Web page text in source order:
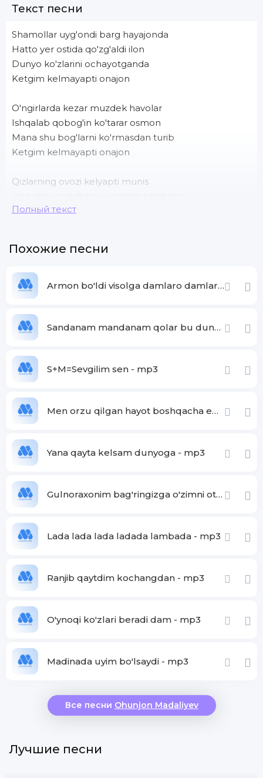
Текст песни
Shamollar uyg'ondi barg hayajonda
Hatto yer ostida qo'zg'aldi ilon
Dunyo ko'zlarini ochayotganda
Ketgim kelmayapti onajon
O'ngirlarda kezar muzdek havolar
Ishqalab qobog'in ko'tarar osmon
Mana shu bog'larni ko'rmasdan turib
Ketgim kelmayapti onajon
Qizlarning ovozi kelyapti munis
Suymasa suymapti bir chiroyli qiz
Begunoh bittadir u ham osmonda
Qo'lga chivin qo'ndi quvmoqqa yo'q jon
Chivinlar chumchuqlar yurgan jahonda
Menga joy yo'qmidi onajon
Garchand mungli qo'shiqlar aytdim
Garchand azob ko'rdim mudom bepoyon
Men hali dunyodan to'ygan yo'q edim
Dunyo to'ydimikan mendan onajon
Полный текст
Похожие песни
Armon bo'ldi visolga damlaro damlaro - mp3
Sandanam mandanam qolar bu dunyo
S+M=Sevgilim sen - mp3
Men orzu qilgan hayot boshqacha edi - mp3
Yana qayta kelsam dunyoga - mp3
Gulnoraxonim bag'ringizga o'zimni otsam - mp3
Lada lada lada ladada lambada - mp3
Ranjib qaytdim kochangdan - mp3
O'ynoqi ko'zlari beradi dam - mp3
Madinada uyim bo'lsaydi - mp3
Все песни Ohunjon Madaliyev
Лучшие песни